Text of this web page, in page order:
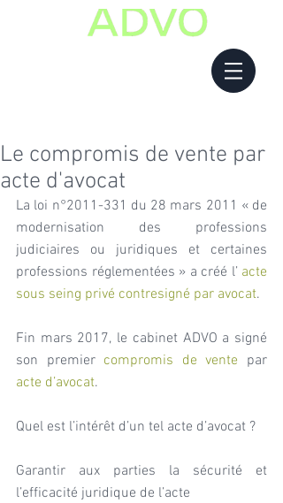
Le compromis de vente par
acte d'avocat
La loi n°2011-331 du 28 mars 2011 « de
modernisation des professions
judiciaires ou juridiques et certaines
professions réglementées » a créé l’ acte
sous seing privé contresigné par avocat.
Fin mars 2017, le cabinet ADVO a signé
son premier compromis de vente
acte d’avocat.
Quel est l’intérêt d’un tel acte d’avocat ?
Garantir aux parties la sécurité et
l’efficacité juridique de l’acte